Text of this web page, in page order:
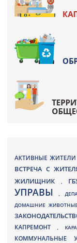
АКТИВНЫЕ ЖИТЕЛИ
ВСТРЕЧА С
ЖИЛИЩНИК
,
УПРАВЫ,
ДОМАШНИЕ
КАПРЕМОНТ ,
КОММУНАЛЬНЫЕ